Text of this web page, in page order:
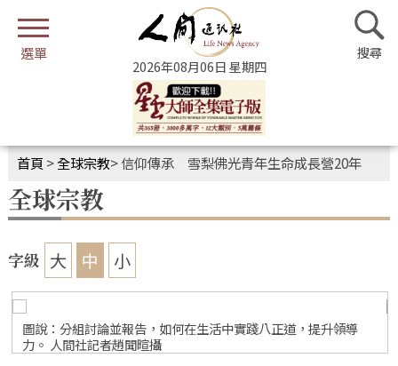
2026年08月06日 星期四
首頁 >全球宗教>信仰傳承 雪梨佛光青年生命成長營20年
全球宗教
字級 大 中 小
圖說：分組討論並報告，如何在生活中實踐八正道，提升領導
力。 人間社記者趙聞暄攝